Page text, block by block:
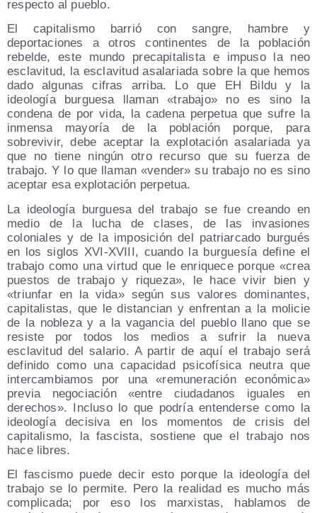
respecto al pueblo.
El capitalismo barrió con sangre, hambre y
deportaciones a otros continentes de la población
rebelde, este mundo precapitalista e impuso la neo
esclavitud, la esclavitud asalariada sobre la que hemos
dado algunas cifras arriba. Lo que EH Bildu y la
ideología burguesa llaman «trabajo» no es sino la
condena de por vida, la cadena perpetua que sufre la
inmensa mayoría de la población porque, para
sobrevivir, debe aceptar la explotación asalariada ya
que no tiene ningún otro recurso que su fuerza de
trabajo. Y lo que llaman «vender» su trabajo no es sino
aceptar esa explotación perpetua.
La ideología burguesa del trabajo se fue creando en
medio de la lucha de clases, de las invasiones
coloniales y de la imposición del patriarcado burgués
en los siglos XVI-XVIII, cuando la burguesía define el
trabajo como una virtud que le enriquece porque «crea
puestos de trabajo y riqueza», le hace vivir bien y
«triunfar en la vida» según sus valores dominantes,
capitalistas, que le distancian y enfrentan a la molicie
de la nobleza y a la vagancia del pueblo llano que se
resiste por todos los medios a sufrir la nueva
esclavitud del salario. A partir de aquí el trabajo será
definido como una capacidad psicofísica neutra que
intercambiamos por una «remuneración económica»
previa negociación «entre ciudadanos iguales en
derechos». Incluso lo que podría entenderse como la
ideología decisiva en los momentos de crisis del
capitalismo, la fascista, sostiene que el trabajo nos
hace libres.
El fascismo puede decir esto porque la ideología del
trabajo se lo permite. Pero la realidad es mucho más
complicada; por eso los marxistas, hablamos de